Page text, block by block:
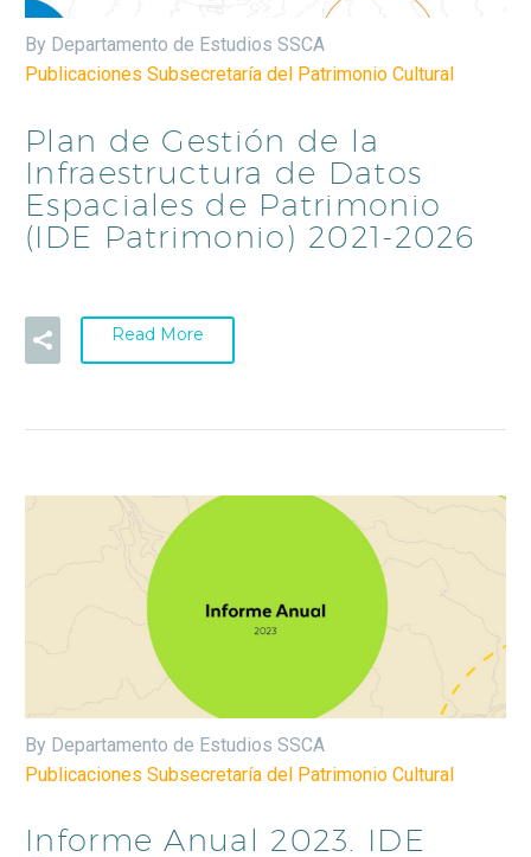
By Departamento de Estudios SSCA
Publicaciones Subsecretaría del Patrimonio Cultural
Plan de Gestión de la
Infraestructura de Datos
Espaciales de Patrimonio
(IDE Patrimonio) 2021-2026
Read More
By Departamento de Estudios SSCA
Publicaciones Subsecretaría del Patrimonio Cultural
Informe Anual 2023. IDE